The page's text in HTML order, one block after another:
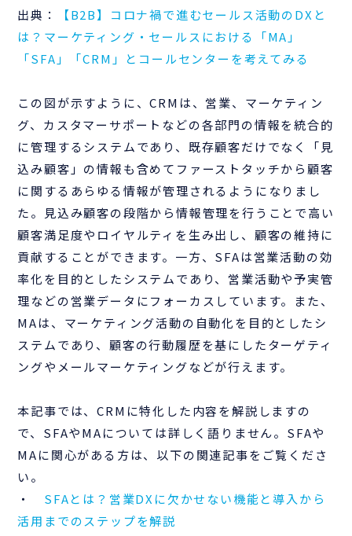
出典：
【B2B】コロナ禍で進むセールス活動のDXと
は？マーケティング・セールスにおける「MA」
「SFA」「CRM」とコールセンターを考えてみる
この図が示すように、CRMは、営業、マーケティン
グ、カスタマーサポートなどの各部門の情報を統合的
に管理するシステムであり、既存顧客だけでなく「見
込み顧客」の情報も含めてファーストタッチから顧客
に関するあらゆる情報が管理されるようになりまし
た。見込み顧客の段階から情報管理を行うことで高い
顧客満足度やロイヤルティを生み出し、顧客の維持に
貢献することができます。一方、SFAは営業活動の効
率化を目的としたシステムであり、営業活動や予実管
理などの営業データにフォーカスしています。また、
MAは、マーケティング活動の自動化を目的としたシ
ステムであり、顧客の行動履歴を基にしたターゲティ
ングやメールマーケティングなどが行えます。
本記事では、CRMに特化した内容を解説しますの
で、SFAやMAについては詳しく語りません。SFAや
MAに関心がある方は、以下の関連記事をご覧くださ
い。
・ SFAとは？営業DXに欠かせない機能と導入から
活用までのステップを解説